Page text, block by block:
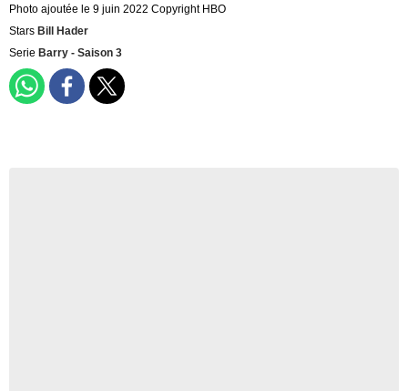
Photo ajoutée le 9 juin 2022 Copyright HBO
Stars Bill Hader
Serie Barry - Saison 3